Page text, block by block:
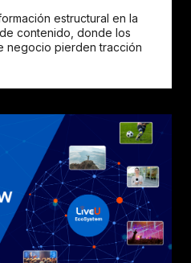
estructural en la
contenido, donde los
negocio pierden tracción